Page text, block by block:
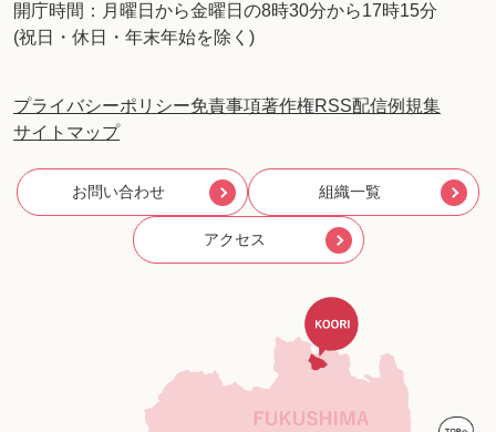
開庁時間：月曜日から金曜日の8時30分から17時15分
(祝日・休日・年末年始を除く)
プライバシーポリシー免責事項著作権RSS配信例規集
サイトマップ
お問い合わせ 組織一覧
アクセス